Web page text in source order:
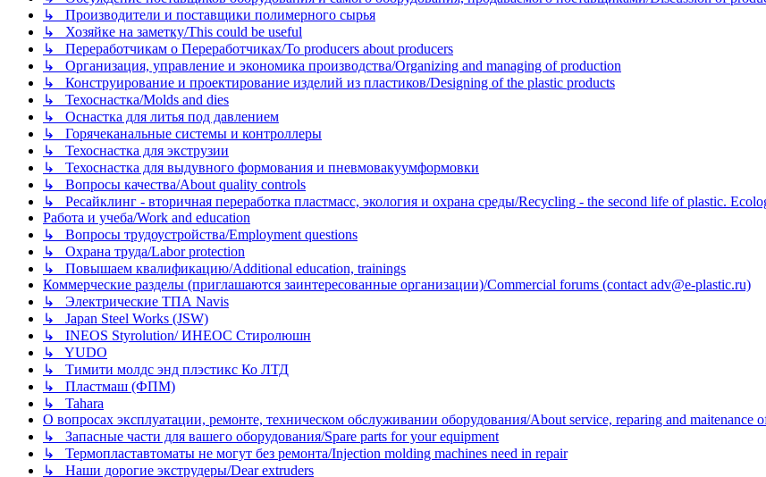
↳ Производители и поставщики полимерного сырья
↳ Хозяйке на заметку/This could be useful
↳ Переработчикам о Переработчиках/To producers about producers
↳ Организация, управление и экономика производства/Organizing and managing of production
↳ Конструирование и проектирование изделий из пластиков/Designing of the plastic products
↳ Техоснастка/Molds and dies
↳ Оснастка для литья под давлением
↳ Горячеканальные системы и контроллеры
↳ Техоснастка для экструзии
↳ Техоснастка для выдувного формования и пневмовакуумформовки
↳ Вопросы качества/About quality controls
↳ Ресайклинг - вторичная переработка пластмасс, экология и охрана среды/Recycling - the second life of plastic.
Работа и учеба/Work and education
↳ Вопросы трудоустройства/Employment questions
↳ Охрана труда/Labor protection
↳ Повышаем квалификацию/Additional education, trainings
Коммерческие разделы (приглашаются заинтересованные организации)/Commercial forums (contact adv@e-plastic.ru)
↳ Электрические ТПА Navis
↳ Japan Steel Works (JSW)
↳ INEOS Styrolution/ ИНЕОС Стиролюшн
↳ YUDO
↳ Тимити молдс энд плэстикс Ко ЛТД
↳ Пластмаш (ФПМ)
↳ Tahara
О вопросах эксплуатации, ремонте, техническом обслуживании оборудования/About service, reparing and maitenance
↳ Запасные части для вашего оборудования/Spare parts for your equipment
↳ Термопластавтоматы не могут без ремонта/Injection molding machines need in repair
↳ Наши дорогие экструдеры/Dear extruders